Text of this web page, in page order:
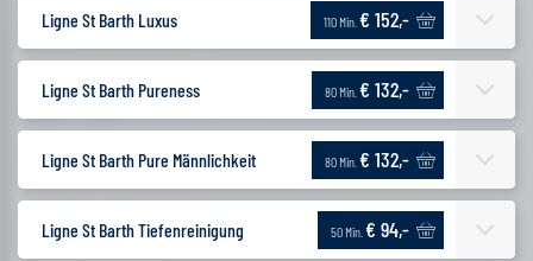
Ligne St Barth Luxus 110 Min. € 152,-
Ligne St Barth Pureness 80 Min. € 132,-
Ligne St Barth Pure Männlichkeit 80 Min. € 132,-
Ligne St Barth Tiefenreinigung 50 Min. € 94,-